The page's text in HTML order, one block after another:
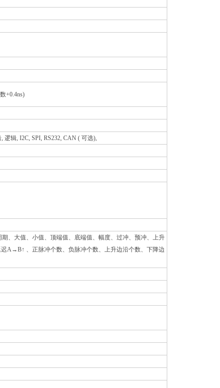
+0.4ns)
逻辑, I2C, SPI, RS232, CAN ( 可选),
、大值、小值、顶端值、底端值、幅度、过冲、预冲、上升
A→B↑ 、正脉冲个数、负脉冲个数、上升边沿个数、下降边